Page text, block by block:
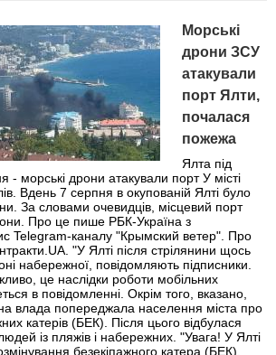
Морські
дрони ЗСУ
атакували
порт Ялти,
почалася
пожежа
Ялта під
морські дрони атакували порт У місті
Вдень 7 серпня в окупованій Ялті було
За словами очевидців, місцевий порт
Про це пише РБК-Україна з
Telegram-каналу "Крымский ветер". Про
"У Ялті після стрілянини щось
набережної, повідомляють підписники.
це наслідки роботи мобільних
в повідомленні. Окрім того, вказано,
влада попереджала населення міста про
катерів (БЕК). Після цього відбулася
із пляжів і набережних. "Увага! У Ялті
безекіпажного катера (БЕК).